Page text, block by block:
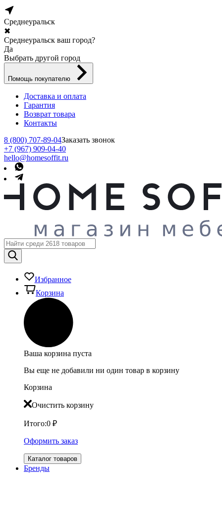
Среднеуральск
✖
Среднеуральск ваш город?
Да
Выбрать другой город
Помощь покупателю
Доставка и оплата
Гарантия
Возврат товара
Контакты
8 (800) 707-89-04Заказать звонок
+7 (967) 909-04-40
hello@homesoffit.ru
Избранное
Корзина
Ваша корзина пуста
Вы еще не добавили ни один товар в корзину
Корзина
Очистить корзину
Итого:0 ₽
Оформить заказ
Каталог товаров
Бренды